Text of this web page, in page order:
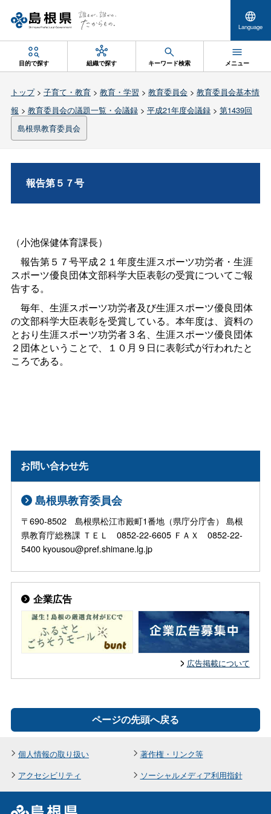
Language
目的で探す 組織で探す キーワード検索 メニュー
トップ> 子育て・教育> 教育・学習 > 教育委員会 > 教育委員会基本情
報 > 教育委員会の議題一覧・会議録> 平成21年度会議録> 第1439回
島根県教育委員会
報告第５７号
（小池保健体育課長）
報告第５７号平成２１年度生涯スポーツ功労者・生涯
スポーツ優良団体文部科学大臣表彰の受賞についてご報
告する。
毎年、生涯スポーツ功労者及び生涯スポーツ優良団体
の文部科学大臣表彰を受賞している。本年度は、資料の
とおり生涯スポーツ功労者３名、生涯スポーツ優良団体
２団体ということで、１０月９日に表彰式が行われたと
ころである。
お問い合わせ先
島根県教育委員会
〒690-8502 島根県松江市殿町1番地（県庁分庁舎） 島根
県教育庁総務課 ＴＥＬ 0852-22-6605 ＦＡＸ 0852-22-
5400 kyousou@pref.shimane.lg.jp
企業広告
広告掲載について
ページの先頭へ戻る
個人情報の取り扱い
著作権・リンク等
アクセシビリティ
ソーシャルメディア利用指針